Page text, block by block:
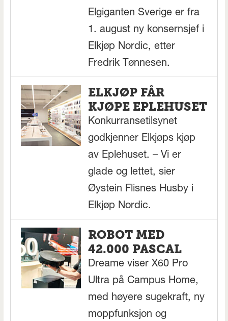
Elgiganten Sverige er fra
1. august ny konsernsjef i
Elkjøp Nordic, etter
Fredrik Tønnesen.
ELKJØP FÅR
KJØPE EPLEHUSET
Konkurransetilsynet
godkjenner Elkjøps kjøp
av Eplehuset. – Vi er
glade og lettet, sier
Øystein Flisnes Husby i
Elkjøp Nordic.
ROBOT MED
42.000 PASCAL
Dreame viser X60 Pro
Ultra på Campus Home,
med høyere sugekraft, ny
moppfunksjon og